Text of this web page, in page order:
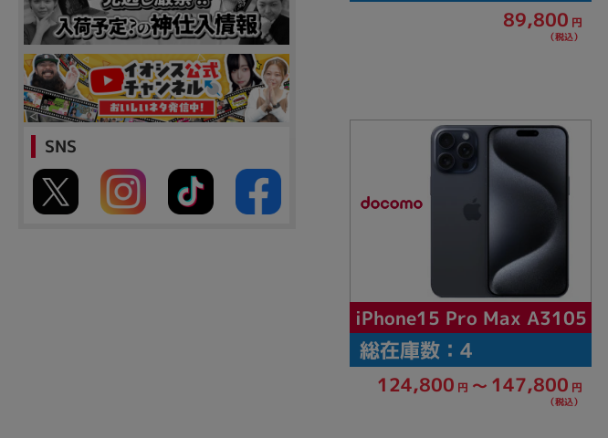
SNS
89,800 円
（税込）
iPhone15 Pro Max A3105
総在庫数：4
124,800 円 ～ 147,800 円
（税込）